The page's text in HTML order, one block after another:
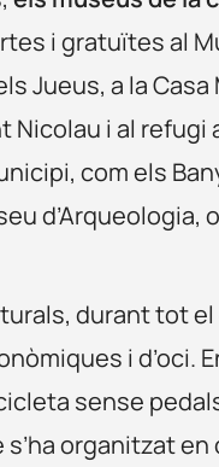
i gratuïtes al
Jueus, a la
Nicolau i al
com els
durant tot
i d’oci.
sense
organitzat